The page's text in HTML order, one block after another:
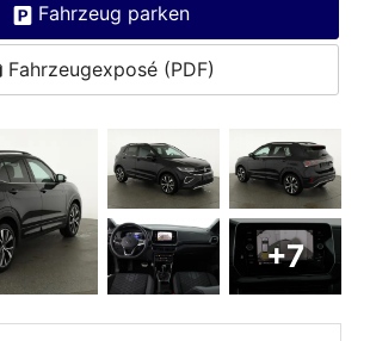
Fahrzeug parken
Fahrzeugexposé (PDF)
+7